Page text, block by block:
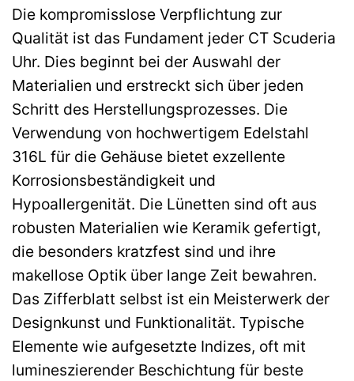
Die kompromisslose Verpflichtung zur
Qualität ist das Fundament jeder CT Scuderia
Uhr. Dies beginnt bei der Auswahl der
Materialien und erstreckt sich über jeden
Schritt des Herstellungsprozesses. Die
Verwendung von hochwertigem Edelstahl
316L für die Gehäuse bietet exzellente
Korrosionsbeständigkeit und
Hypoallergenität. Die Lünetten sind oft aus
robusten Materialien wie Keramik gefertigt,
die besonders kratzfest sind und ihre
makellose Optik über lange Zeit bewahren.
Das Zifferblatt selbst ist ein Meisterwerk der
Designkunst und Funktionalität. Typische
Elemente wie aufgesetzte Indizes, oft mit
lumineszierender Beschichtung für beste